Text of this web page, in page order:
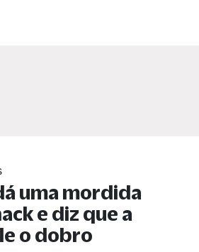
uma mordida
e diz que a
o dobro